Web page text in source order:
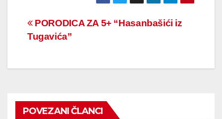
Navigacija
članaka
PORODICA ZA 5+ “Hasanbašići iz
Tugavića”
POVEZANI ČLANCI